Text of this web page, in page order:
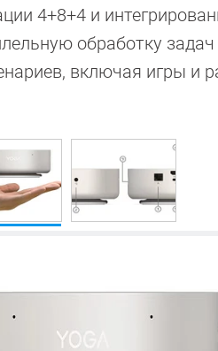
4+8+4 и
обработку
включая игры и